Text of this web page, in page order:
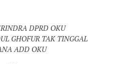
DPRD OKU
GHOFUR TAK TINGGAL
ADD OKU